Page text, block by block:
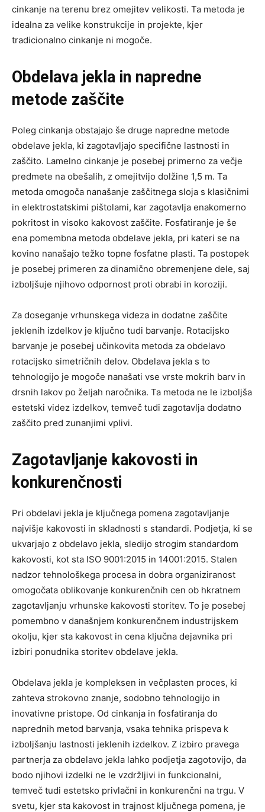
cinkanje na terenu brez omejitev velikosti. Ta metoda je
idealna za velike konstrukcije in projekte, kjer
tradicionalno cinkanje ni mogoče.
Obdelava jekla in napredne
metode zaščite
Poleg cinkanja obstajajo še druge napredne metode
obdelave jekla, ki zagotavljajo specifične lastnosti in
zaščito. Lamelno cinkanje je posebej primerno za večje
predmete na obešalih, z omejitvijo dolžine 1,5 m. Ta
metoda omogoča nanašanje zaščitnega sloja s klasičnimi
in elektrostatskimi pištolami, kar zagotavlja enakomerno
pokritost in visoko kakovost zaščite. Fosfatiranje je še
ena pomembna metoda obdelave jekla, pri kateri se na
kovino nanašajo težko topne fosfatne plasti. Ta postopek
je posebej primeren za dinamično obremenjene dele, saj
izboljšuje njihovo odpornost proti obrabi in koroziji.
Za doseganje vrhunskega videza in dodatne zaščite
jeklenih izdelkov je ključno tudi barvanje. Rotacijsko
barvanje je posebej učinkovita metoda za obdelavo
rotacijsko simetričnih delov. Obdelava jekla s to
tehnologijo je mogoče nanašati vse vrste mokrih barv in
drsnih lakov po željah naročnika. Ta metoda ne le izboljša
estetski videz izdelkov, temveč tudi zagotavlja dodatno
zaščito pred zunanjimi vplivi.
Zagotavljanje kakovosti in
konkurenčnosti
Pri obdelavi jekla je ključnega pomena zagotavljanje
najvišje kakovosti in skladnosti s standardi. Podjetja, ki se
ukvarjajo z obdelavo jekla, sledijo strogim standardom
kakovosti, kot sta ISO 9001:2015 in 14001:2015. Stalen
nadzor tehnološkega procesa in dobra organiziranost
omogočata oblikovanje konkurenčnih cen ob hkratnem
zagotavljanju vrhunske kakovosti storitev. To je posebej
pomembno v današnjem konkurenčnem industrijskem
okolju, kjer sta kakovost in cena ključna dejavnika pri
izbiri ponudnika storitev obdelave jekla.
Obdelava jekla je kompleksen in večplasten proces, ki
zahteva strokovno znanje, sodobno tehnologijo in
inovativne pristope. Od cinkanja in fosfatiranja do
naprednih metod barvanja, vsaka tehnika prispeva k
izboljšanju lastnosti jeklenih izdelkov. Z izbiro pravega
partnerja za obdelavo jekla lahko podjetja zagotovijo, da
bodo njihovi izdelki ne le vzdržljivi in funkcionalni,
temveč tudi estetsko privlačni in konkurenčni na trgu. V
svetu, kjer sta kakovost in trajnost ključnega pomena, je